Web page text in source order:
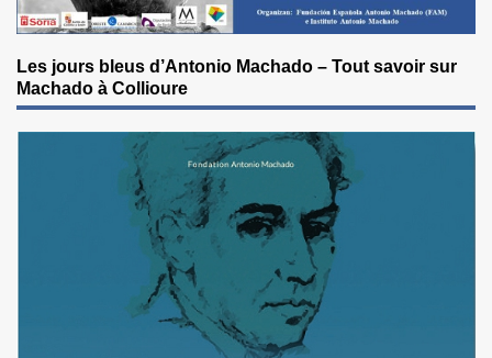
Les jours bleus d’Antonio Machado – Tout savoir sur
Machado à Collioure